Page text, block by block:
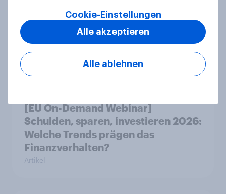
Flying high: Germany airline
rankings 2026
[EU On-Demand Webinar]
Schulden, sparen, investieren 2026:
Welche Trends prägen das
Finanzverhalten?
Artikel
Cookie-Einstellungen
Alle ablehnen
Alle akzeptieren